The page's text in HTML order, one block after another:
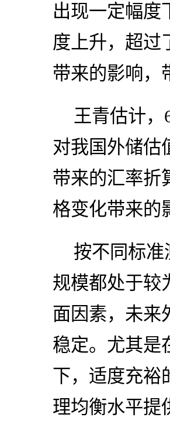
出现一定幅度
度上升，超过
带来的影响，
王青估计
对我国外储估
带来的汇率折
格变化带来的
按不同标准
规模都处于较
面因素，未来
稳定。尤其是
下，适度充裕
理均衡水平提